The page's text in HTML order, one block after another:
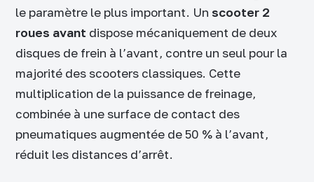
le paramètre le plus important. Un scooter 2
roues avant dispose mécaniquement de deux
disques de frein à l’avant, contre un seul pour la
majorité des scooters classiques. Cette
multiplication de la puissance de freinage,
combinée à une surface de contact des
pneumatiques augmentée de 50 % à l’avant,
réduit les distances d’arrêt.